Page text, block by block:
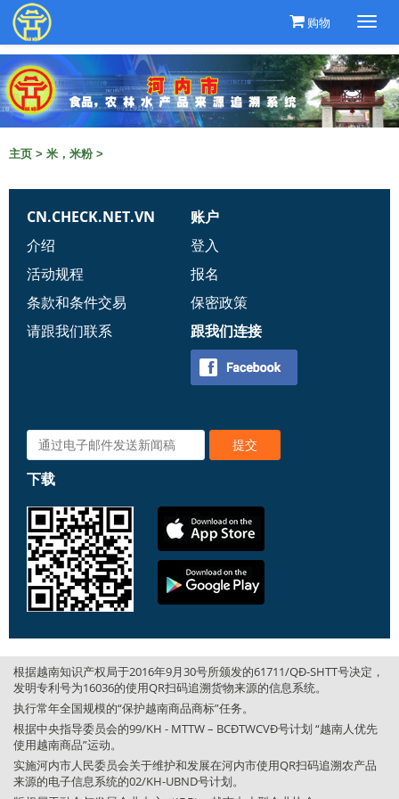
购物
主页 > 米，米粉 >
CN.CHECK.NET.VN
介绍
活动规程
条款和条件交易
请跟我们联系
账户
登入
报名
保密政策
跟我们连接
下载
根据越南知识产权局于2016年9月30号所颁发的61711/QĐ-SHTT号决定，
发明专利号为16036的使用QR扫码追溯货物来源的信息系统。
执行常年全国规模的“保护越南商品商标”任务。
根据中央指导委员会的99/KH - MTTW – BCĐTWCVĐ号计划 “越南人优先
使用越南商品”运动。
实施河内市人民委员会关于维护和发展在河内市使用QR扫码追溯农产品
来源的电子信息系统的02/KH-UBND号计划。